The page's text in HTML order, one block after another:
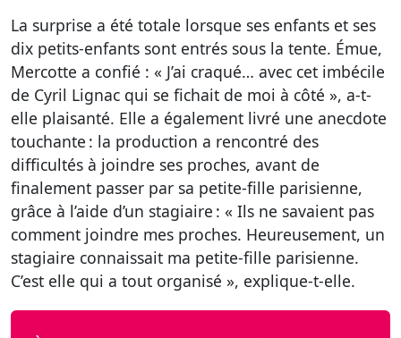
La surprise a été totale lorsque ses enfants et ses
dix petits-enfants sont entrés sous la tente. Émue,
Mercotte a confié : « J’ai craqué… avec cet imbécile
de Cyril Lignac qui se fichait de moi à côté », a-t-
elle plaisanté. Elle a également livré une anecdote
touchante : la production a rencontré des
difficultés à joindre ses proches, avant de
finalement passer par sa petite-fille parisienne,
grâce à l’aide d’un stagiaire : « Ils ne savaient pas
comment joindre mes proches. Heureusement, un
stagiaire connaissait ma petite-fille parisienne.
C’est elle qui a tout organisé », explique-t-elle.